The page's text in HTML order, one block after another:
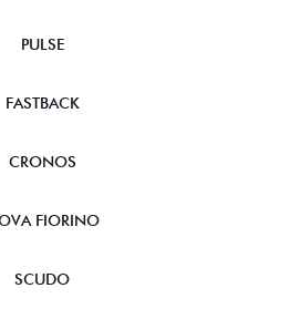
PULSE
FASTBACK
CRONOS
FIORINO
SCUDO